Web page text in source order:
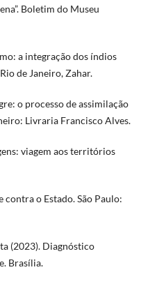
Boletim do Museu
a integração dos índios
de Janeiro, Zahar.
o processo de assimilação
Livraria Francisco Alves.
viagem aos territórios
contra o Estado. São Paulo:
(2023). Diagnóstico
Brasília.